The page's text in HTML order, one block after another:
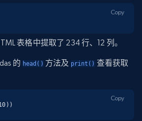
Copy
表格中提取了 234 行、12 列。
的 head() 方法及 print() 查看获取
Copy